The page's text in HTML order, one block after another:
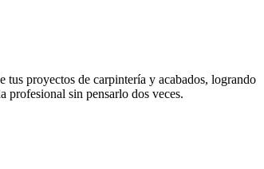
proyectos de carpintería y acabados, logrando
profesional sin pensarlo dos veces.